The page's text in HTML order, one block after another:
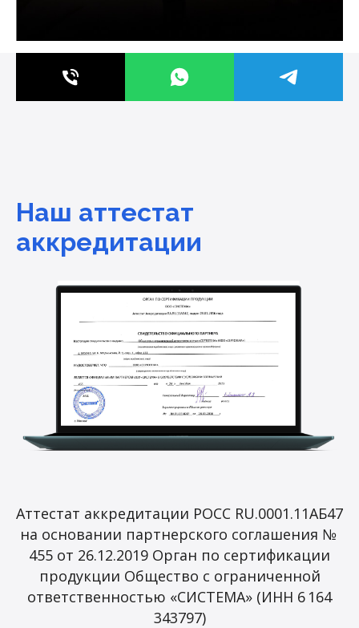
Наш аттестат
аккредитации
Аттестат аккредитации РОСС RU.0001.11АБ47
на основании партнерского соглашения №
455 от 26.12.2019 Орган по сертификации
продукции Общество с ограниченной
ответственностью «СИСТЕМА» (ИНН 6 164
343797)